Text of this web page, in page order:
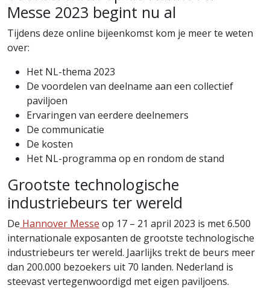
Messe 2023 begint nu al
Tijdens deze online bijeenkomst kom je meer te weten
over:
Het NL-thema 2023
De voordelen van deelname aan een collectief
paviljoen
Ervaringen van eerdere deelnemers
De communicatie
De kosten
Het NL-programma op en rondom de stand
Grootste technologische
industriebeurs ter wereld
De Hannover Messe op 17 – 21 april 2023 is met 6.500
internationale exposanten de grootste technologische
industriebeurs ter wereld. Jaarlijks trekt de beurs meer
dan 200.000 bezoekers uit 70 landen. Nederland is
steevast vertegenwoordigd met eigen paviljoens.